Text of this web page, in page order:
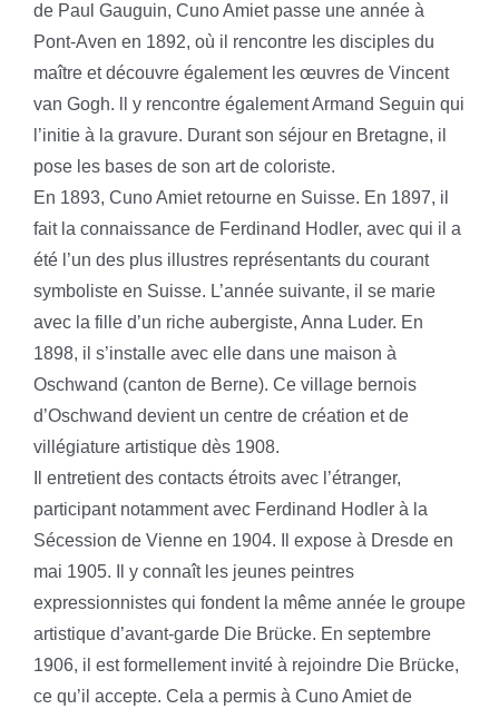
de Paul Gauguin, Cuno Amiet passe une année à
Pont-Aven en 1892, où il rencontre les disciples du
maître et découvre également les œuvres de Vincent
van Gogh. ll y rencontre également Armand Seguin qui
l’initie à la gravure. Durant son séjour en Bretagne, il
pose les bases de son art de coloriste.
En 1893, Cuno Amiet retourne en Suisse. En 1897, il
fait la connaissance de Ferdinand Hodler, avec qui il a
été l’un des plus illustres représentants du courant
symboliste en Suisse. L’année suivante, il se marie
avec la fille d’un riche aubergiste, Anna Luder. En
1898, il s’installe avec elle dans une maison à
Oschwand (canton de Berne). Ce village bernois
d’Oschwand devient un centre de création et de
villégiature artistique dès 1908.
Il entretient des contacts étroits avec l’étranger,
participant notamment avec Ferdinand Hodler à la
Sécession de Vienne en 1904. Il expose à Dresde en
mai 1905. Il y connaît les jeunes peintres
expressionnistes qui fondent la même année le groupe
artistique d’avant-garde Die Brücke. En septembre
1906, il est formellement invité à rejoindre Die Brücke,
ce qu’il accepte. Cela a permis à Cuno Amiet de